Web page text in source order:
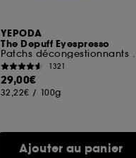
YEPODA
The Depuff Eyespresso
Patchs
1321
29,00€
32,22€ / 100g
Ajouter au panier